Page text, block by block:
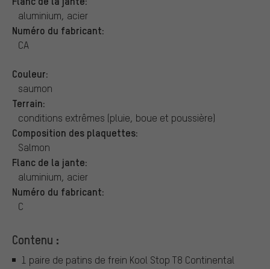
aluminium, acier
Numéro du fabricant:
CA
Couleur:
saumon
Terrain:
conditions extrêmes (pluie, boue et poussière)
Composition des plaquettes:
Salmon
Flanc de la jante:
aluminium, acier
Numéro du fabricant:
C
Contenu :
1 paire de patins de frein Kool Stop T8 Continental